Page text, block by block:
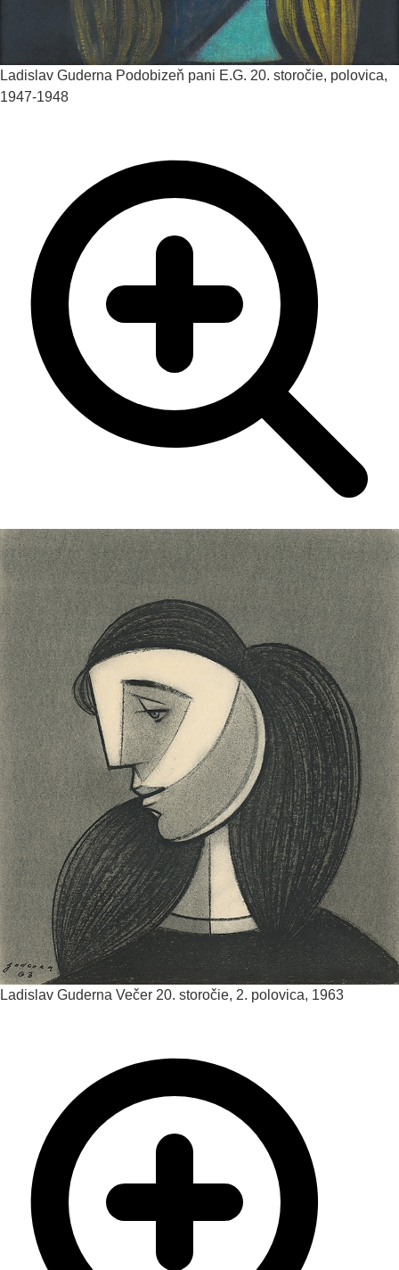
Ladislav Guderna Podobizeň pani E.G. 20. storočie, polovica,
1947-1948
Ladislav Guderna Večer 20. storočie, 2. polovica, 1963